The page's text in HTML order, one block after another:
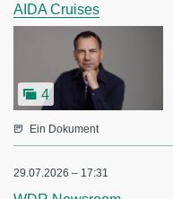
AIDA Cruises
4
Ein Dokument
29.07.2026 – 17:31